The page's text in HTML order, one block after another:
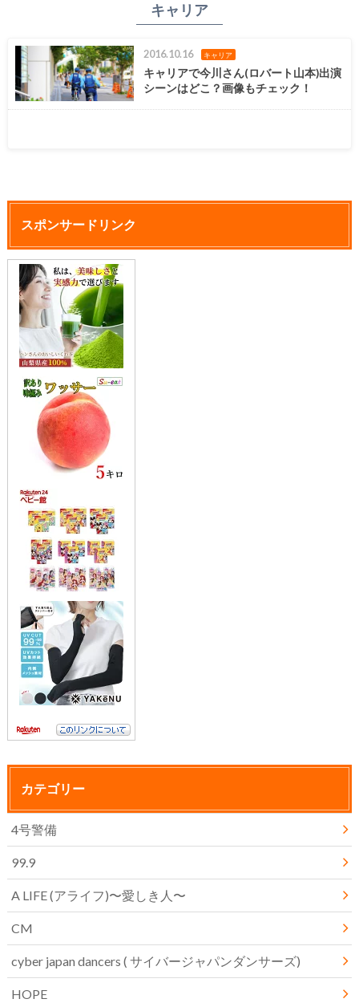
キャリア
2016.10.16 キャリア
キャリアで今川さん(ロバート山本)出演
シーンはどこ？画像もチェック！
スポンサードリンク
カテゴリー
4号警備
99.9
A LIFE (アライフ)〜愛しき人〜
CM
cyber japan dancers ( サイバージャパンダンサーズ)
HOPE